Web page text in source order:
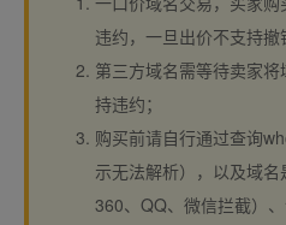
违约，一旦出价不支持撤
第三方域名需等待卖家
持违约；
购买前请自行通过查询
示无法解析），以及域
360、QQ、微信拦截）